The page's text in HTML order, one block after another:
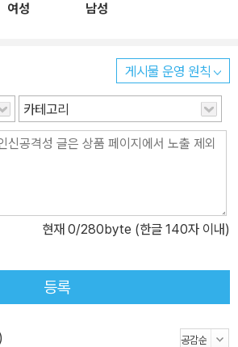
여성
남성
게시물 운영 원칙
카테고리
현재 0/280byte (한글 140자 이내)
등록